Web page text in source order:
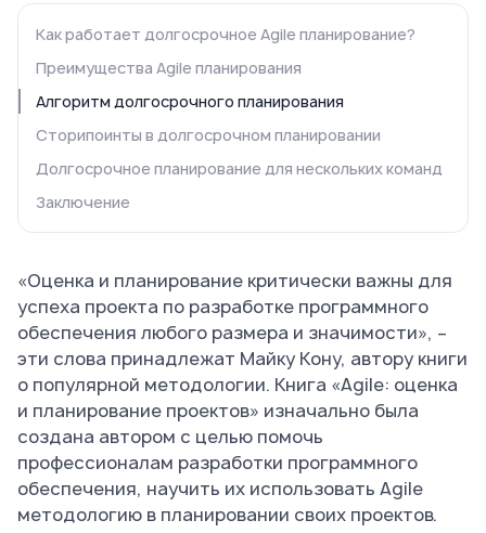
«Оценка и планирование критически важны для
успеха проекта по разработке программного
обеспечения любого размера и значимости», –
эти слова принадлежат Майку Кону, автору книги
о популярной методологии. Книга «Agile: оценка
и планирование проектов» изначально была
создана автором с целью помочь
профессионалам разработки программного
обеспечения, научить их использовать Agile
методологию в планировании своих проектов.
Как работает долгосрочное Agile планирование?
Преимущества Agile планирования
Алгоритм долгосрочного планирования
Сторипоинты в долгосрочном планировании
Долгосрочное планирование для нескольких команд
Заключение